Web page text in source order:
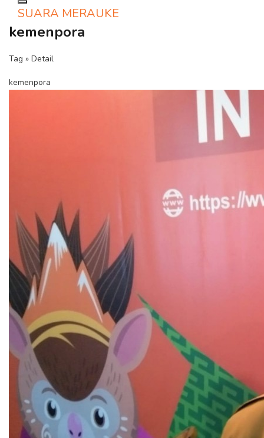
Toggle navigation
SUARA MERAUKE
kemenpora
Tag » Detail
kemenpora